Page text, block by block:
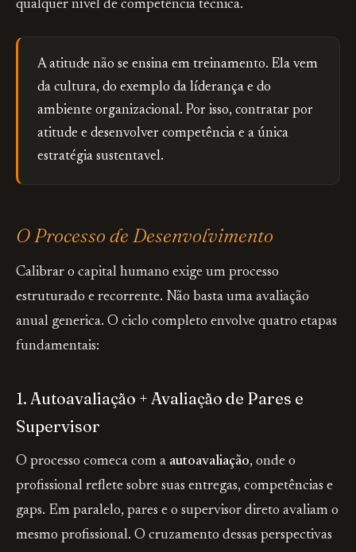
qualquer nível de competência técnica.
A atitude não se ensina em treinamento. Ela vem
da cultura, do exemplo da líderança e do
ambiente organizacional. Por isso, contratar por
atitude e desenvolver competência e a única
estratégia sustentavel.
O Processo de Desenvolvimento
Calibrar o capital humano exige um processo
estruturado e recorrente. Não basta uma avaliação
anual generica. O ciclo completo envolve quatro etapas
fundamentais:
1. Autoavaliação + Avaliação de Pares e
Supervisor
O processo comeca com a autoavaliação, onde o
profissional reflete sobre suas entregas, competências e
gaps. Em paralelo, pares e o supervisor direto avaliam o
mesmo profissional. O cruzamento dessas perspectivas